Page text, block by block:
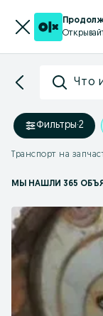
Что
Фильтры·2
Транспорт на
МЫ НАШЛИ 365